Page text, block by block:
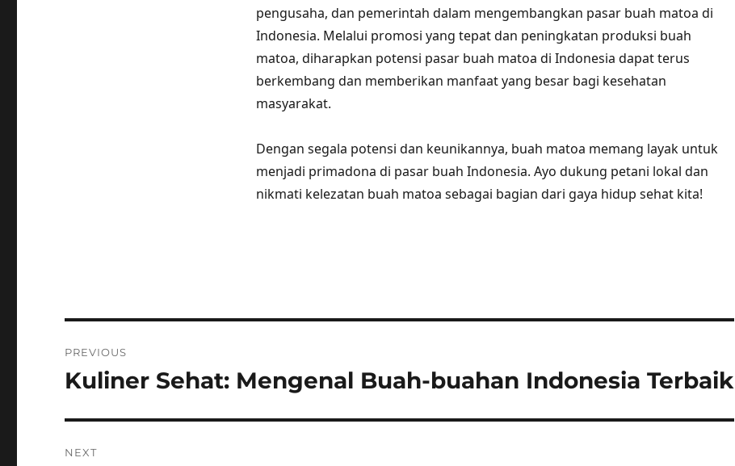
pengusaha, dan pemerintah dalam mengembangkan pasar buah matoa di
Indonesia. Melalui promosi yang tepat dan peningkatan produksi buah
matoa, diharapkan potensi pasar buah matoa di Indonesia dapat terus
berkembang dan memberikan manfaat yang besar bagi kesehatan
masyarakat.
Dengan segala potensi dan keunikannya, buah matoa memang layak untuk
menjadi primadona di pasar buah Indonesia. Ayo dukung petani lokal dan
nikmati kelezatan buah matoa sebagai bagian dari gaya hidup sehat kita!
navigation
PREVIOUS
Previous
Kuliner Sehat: Mengenal Buah-buahan Indonesia Terbaik
NEXT